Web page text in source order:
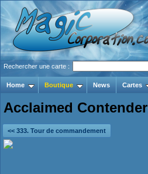
Rechercher une carte :
Home Boutique News Cartes
Acclaimed Contender
<< 333. Tour de commandement